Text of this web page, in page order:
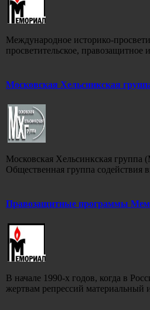
Международное историко-
просветительское, правозащитное
Московская Хельсинкская
Московская Хельсинкская
Общественная группа содействия
Правозащитные программы
В начале 1990-х годов, когда в
жертвам репрессий материальный